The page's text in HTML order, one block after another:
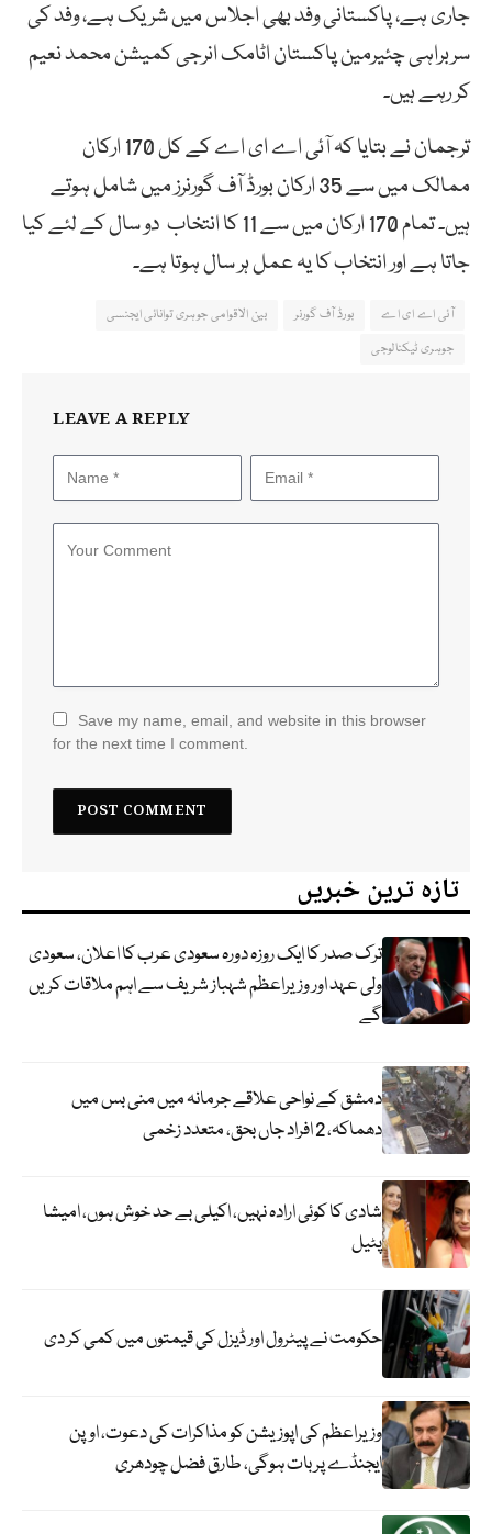
جاری ہے، پاکستانی وفد بھی اجلاس میں شریک ہے، وفد کی
سربراہی چئیرمین پاکستان اٹامک انرجی کمیشن محمد نعیم
کر رہے ہیں۔
ترجمان نے بتایا کہ آئی اے ای اے کے کل 170 ارکان
ممالک میں سے 35 ارکان بورڈ آف گورنرز میں شامل ہوتے
ہیں۔ تمام 170 ارکان میں سے 11 کا انتخاب دو سال کے لئے کیا
جاتا ہے اور انتخاب کا یہ عمل ہر سال ہوتا ہے۔
آئی اے ای اے بورڈ آف گورنر
بین الاقوامی جوہری توانائی ایجنسی
جوہری ٹیکنالوجی
LEAVE A REPLY
Save my name, email, and website in this browser
for the next time I comment.
تازہ ترین خبریں
ترک صدر کا ایک روزہ دورہ سعودی عرب کا اعلان، سعودی
ولی عہد اور وزیراعظم شہباز شریف سے اہم ملاقات کریں
گے
دمشق کے نواحی علاقے جرمانہ میں منی بس میں
دھماکہ، 2 افراد جاں بحق، متعدد زخمی
شادی کا کوئی ارادہ نہیں، اکیلی بے حد خوش ہوں، امیشا
پٹیل
حکومت نے پیٹرول اور ڈیزل کی قیمتوں میں کمی کر دی
وزیراعظم کی اپوزیشن کو مذاکرات کی دعوت، اوپن
ایجنڈے پر بات ہوگی، طارق فضل چودھری